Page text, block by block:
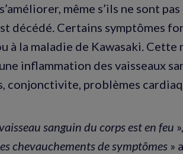
même s’ils ne sont
décédé. Certains symptômes
à la maladie de Kawasaki.
inflammation des vaisseaux
conjonctivite, problèmes
sanguin du corps est en feu
chevauchements de symptômes »